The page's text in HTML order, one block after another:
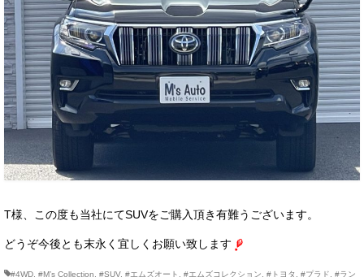
T様、この度も当社にてSUVをご購入頂き有難うございます。
どうぞ今後とも末永く宜しくお願い致します
#4WD #M’s Collection #SUV, #エムズオート #エムズコレクション #トヨタ #プラド
#ラン